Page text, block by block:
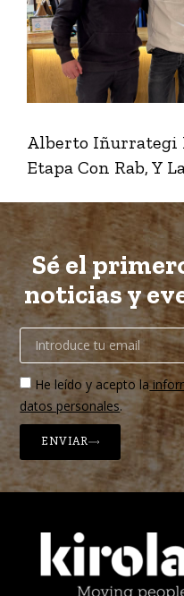
Alberto Iñurrategi
Etapa Con Rab, Y
Sé el
noticias y
He leído y acepto la
datos personales.
ENVIAR